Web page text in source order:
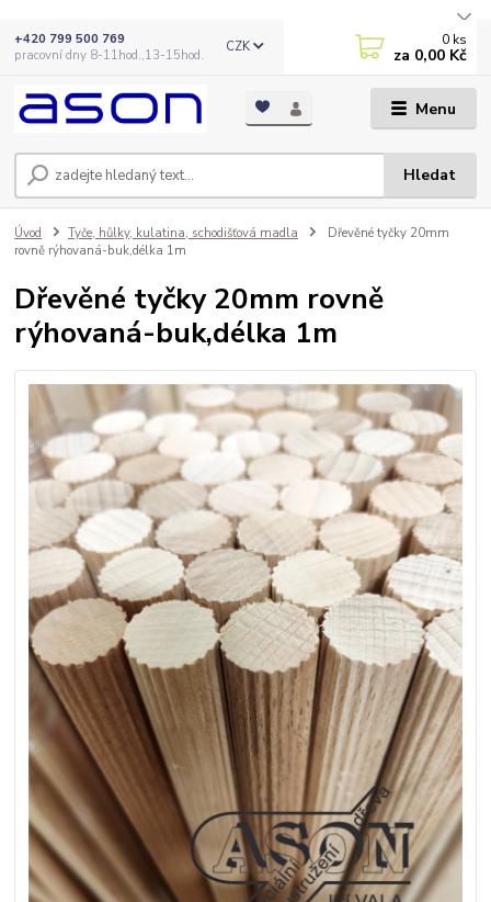
Menu
CZK
Hledat
+420 799 500 769
pracovní dny 8-11hod.,13-15hod.
0 ks
za 0,00 Kč
Úvod Tyče, hůlky, kulatina, schodišťová madla
Dřevěné tyčky 20mm
rovně rýhovaná-buk,délka 1m
Dřevěné tyčky 20mm rovně
rýhovaná-buk,délka 1m